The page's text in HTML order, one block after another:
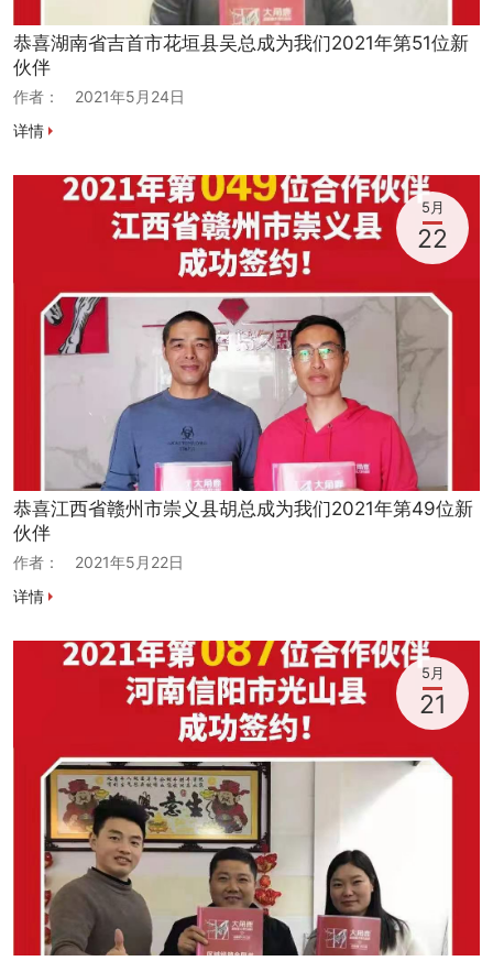
恭喜湖南省吉首市花垣县吴总成为我们2021年第51位新
伙伴
作者： 2021年5月24日
详情
恭喜江西省赣州市崇义县胡总成为我们2021年第49位新
伙伴
作者： 2021年5月22日
5月
22
详情
5月
21